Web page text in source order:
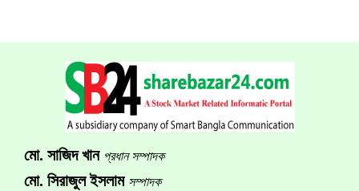
মো. সাজিদ খান প্রধান সম্পাদক
মো. সিরাজুল ইসলাম সম্পাদক